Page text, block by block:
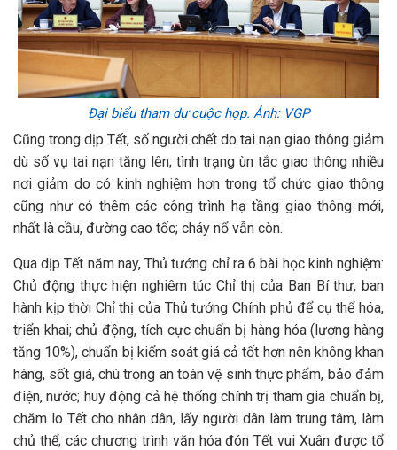
Đại biểu tham dự cuộc họp. Ảnh: VGP
Cũng trong dịp Tết, số người chết do tai nạn giao thông giảm
dù số vụ tai nạn tăng lên; tình trạng ùn tắc giao thông nhiều
nơi giảm do có kinh nghiệm hơn trong tổ chức giao thông
cũng như có thêm các công trình hạ tầng giao thông mới,
nhất là cầu, đường cao tốc; cháy nổ vẫn còn.
Qua dịp Tết năm nay, Thủ tướng chỉ ra 6 bài học kinh nghiệm:
Chủ động thực hiện nghiêm túc Chỉ thị của Ban Bí thư, ban
hành kịp thời Chỉ thị của Thủ tướng Chính phủ để cụ thể hóa,
triển khai; chủ động, tích cực chuẩn bị hàng hóa (lượng hàng
tăng 10%), chuẩn bị kiểm soát giá cả tốt hơn nên không khan
hàng, sốt giá, chú trọng an toàn vệ sinh thực phẩm, bảo đảm
điện, nước; huy động cả hệ thống chính trị tham gia chuẩn bị,
chăm lo Tết cho nhân dân, lấy người dân làm trung tâm, làm
chủ thể; các chương trình văn hóa đón Tết vui Xuân được tổ